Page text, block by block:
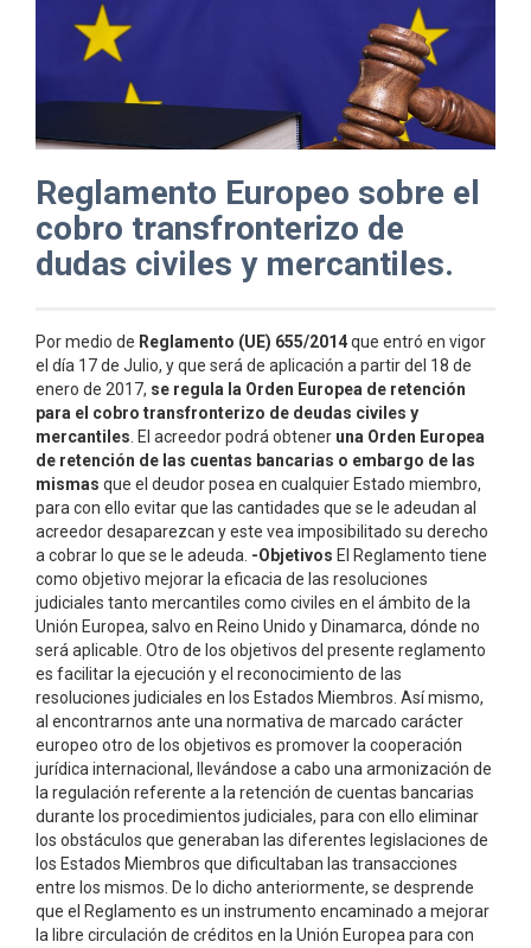
Reglamento Europeo sobre el
cobro transfronterizo de
dudas civiles y mercantiles.
Por medio de Reglamento (UE) 655/2014que entró en vigor
el día 17 de Julio, y que será de aplicación a partir del 18 de
enero de 2017, se regula la Orden Europea de retención
para el cobro transfronterizo de deudas civiles y
mercantiles. El acreedor podrá obtener una Orden Europea
de retención de las cuentas bancarias o embargo de las
mismas que el deudor posea en cualquier Estado miembro,
para con ello evitar que las cantidades que se le adeudan al
acreedor desaparezcan y este vea imposibilitado su derecho
a cobrar lo que se le adeuda. -Objetivos El Reglamento tiene
como objetivo mejorar la eficacia de las resoluciones
judiciales tanto mercantiles como civiles en el ámbito de la
Unión Europea, salvo en Reino Unido y Dinamarca, dónde no
será aplicable. Otro de los objetivos del presente reglamento
es facilitar la ejecución y el reconocimiento de las
resoluciones judiciales en los Estados Miembros. Así mismo,
al encontrarnos ante una normativa de marcado carácter
europeo otro de los objetivos es promover la cooperación
jurídica internacional, llevándose a cabo una armonización de
la regulación referente a la retención de cuentas bancarias
durante los procedimientos judiciales, para con ello eliminar
los obstáculos que generaban las diferentes legislaciones de
los Estados Miembros que dificultaban las transacciones
entre los mismos. De lo dicho anteriormente, se desprende
que el Reglamento es un instrumento encaminado a mejorar
la libre circulación de créditos en la Unión Europea para con